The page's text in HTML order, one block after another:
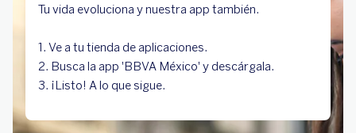
Tu vida evoluciona y nuestra app también.
1. Ve a tu tienda de aplicaciones.
2. Busca la app 'BBVA México' y descárgala.
3. ¡Listo! A lo que sigue.